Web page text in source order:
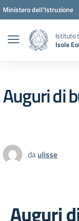
Vai ai contenuti
Vai al menu di navigazione
Vai al footer
Ministero dell'Istruzione
Istituto
Isole
Auguri di
da ulisse
Auguri